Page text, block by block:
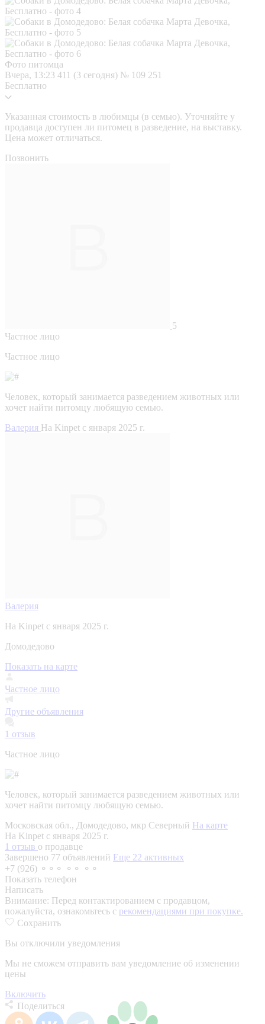
Фото питомца
Вчера, 13:23 411 (3 сегодня) № 109 251
Бесплатно
Указанная стоимость в любимцы (в семью). Уточняйте у
продавца доступен ли питомец в разведение, на выставку.
Цена может отличаться.
Позвонить
5
Частное лицо
Частное лицо
Человек, который занимается разведением животных или
хочет найти питомцу любящую семью.
Валерия На Kinpet c января 2025 г.
Валерия
На Kinpet c января 2025 г.
Домодедово
Показать на карте
Частное лицо
Другие объявления
1 отзыв
Частное лицо
Человек, который занимается разведением животных или
хочет найти питомцу любящую семью.
Московская обл., Домодедово, мкр Северный На карте
На Kinpet c января 2025 г.
1 отзыв о продавце
Завершено 77 объявлений Еще 22 активных
+7 (926) ⚬⚬⚬ ⚬⚬ ⚬⚬
Показать телефон
Написать
Внимание: Перед контактированием с продавцом,
пожалуйста, ознакомьтесь с рекомендациями при покупке.
Сохранить
Вы отключили уведомления
Мы не сможем отправить вам уведомление об изменении
цены
Включить
Поделиться